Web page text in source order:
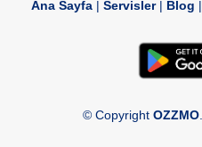
Ana Sayfa| Servisler| Blog |
© Copyright OZZMO